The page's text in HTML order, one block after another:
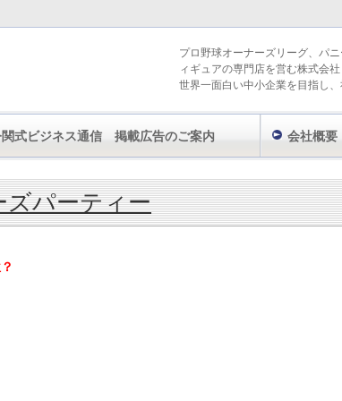
ズパーティー
プロ野球オーナーズリーグ、パ
ィギュアの専門店を営む株式会社
世界一面白い中小企業を目指し
式ビジネス通信 掲載広告のご案内 会社概要